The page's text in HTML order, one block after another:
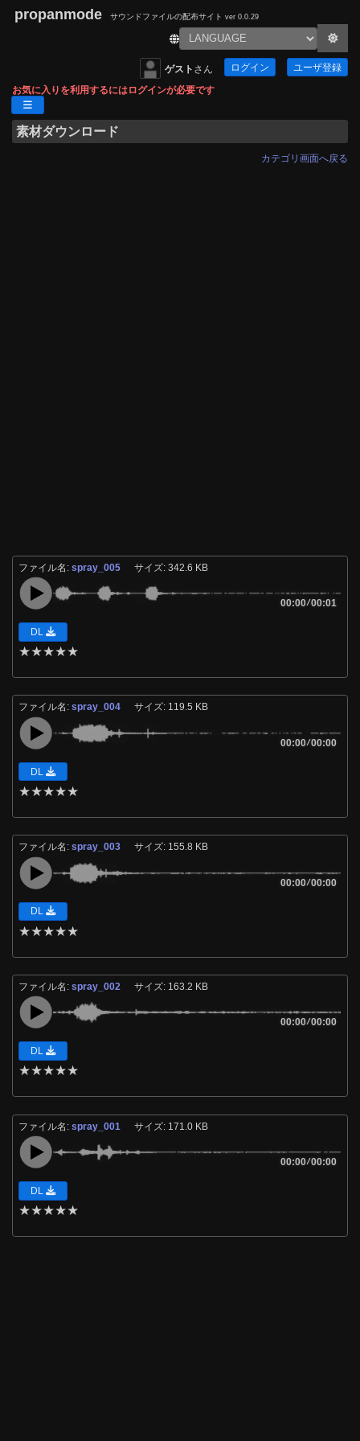
propanmode サウンドファイルの配布サイト ver 0.0.29
ゲスト さん ログイン ユーザ登録
お気に入りを利用するにはログインが必要です
素材ダウンロード
カテゴリ画面へ戻る
ファイル名:spray_005 サイズ: 342.6 KB
00:00/00:01
DL
★★★★★
ファイル名:spray_004 サイズ: 119.5 KB
00:00/00:00
DL
★★★★★
ファイル名:spray_003 サイズ: 155.8 KB
00:00/00:00
DL
★★★★★
ファイル名:spray_002 サイズ: 163.2 KB
00:00/00:00
DL
★★★★★
ファイル名:spray_001 サイズ: 171.0 KB
00:00/00:00
DL
★★★★★